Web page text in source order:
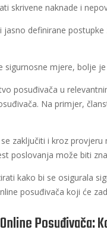
skrivene naknade i
definirane
sigurnosne mjere, bolje
posuđivača u
Na primjer,
zaključiti i kroz
poslovanja može biti
kako bi se osigurala
posuđivača koji će
Posuđivača: